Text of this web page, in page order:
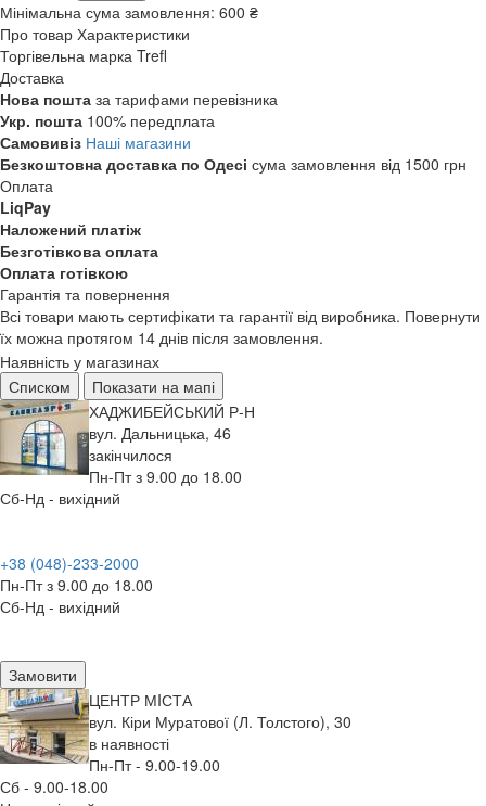
Мінімальна сума замовлення: 600 ₴
Про товар Характеристики
Торгівельна марка Trefl
Доставка
Нова пошта за тарифами перевізника
Укр. пошта 100% передплата
Самовивіз Наші магазини
Безкоштовна доставка по Одесі сума замовлення від 1500 грн
Оплата
LiqPay
Наложений платіж
Безготівкова оплата
Оплата готівкою
Гарантія та повернення
Всі товари мають сертифікати та гарантії від виробника. Повернути
їх можна протягом 14 днів після замовлення.
Наявність у магазинах
Списком
Показати на мапі
ХАДЖИБЕЙСЬКИЙ Р-Н
вул. Дальницька, 46
закінчилося
Пн-Пт з 9.00 до 18.00
Сб-Нд - вихідний
+38 (048)-233-2000
Пн-Пт з 9.00 до 18.00
Сб-Нд - вихідний
Замовити
ЦЕНТР МIСТА
вул. Кіри Муратової (Л. Толстого), 30
в наявності
Пн-Пт - 9.00-19.00
Сб - 9.00-18.00